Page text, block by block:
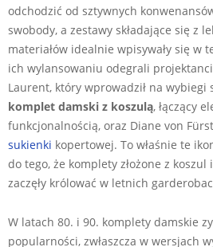
odchodzić od sztywnych
swobody, a zestawy składające się z
materiałów idealnie wpisywały się w
ich wylansowaniu odegrali
Laurent, który wprowadził na wybiegi
komplet damski z koszulą, łączący
funkcjonalnością, oraz Diane von
sukienki kopertowej. To właśnie te
do tego, że komplety złożone z
zaczęły królować w letnich
W latach 80. i 90. komplety damskie
popularności, zwłaszcza w wersjach